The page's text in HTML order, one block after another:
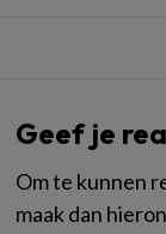
Geef je
Om te kunnen
maak dan